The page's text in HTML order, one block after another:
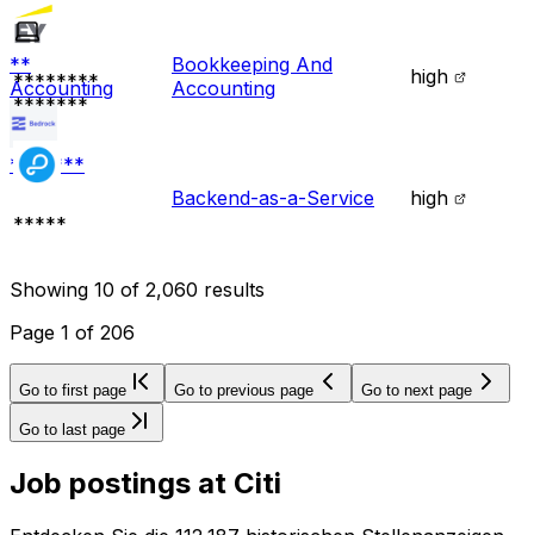
**
Accounting
*******
********
*******
Bookkeeping And
Accounting
high
*****
Backend-as-a-Service high
Showing 10 of 2,060 results
Page 1 of 206
Go to first page Go to previous page Go to next page
Go to last page
Job postings at Citi